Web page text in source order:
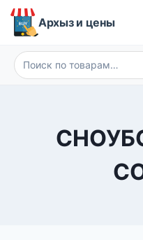
Перейти
Архыз и цены
Искать: